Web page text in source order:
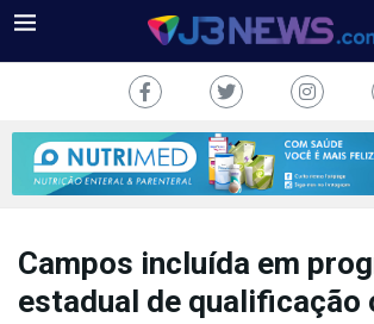
Campos incluída em
estadual de